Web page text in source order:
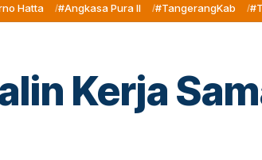
Hatta #Angkasa Pura II #TangerangKab
Kerja